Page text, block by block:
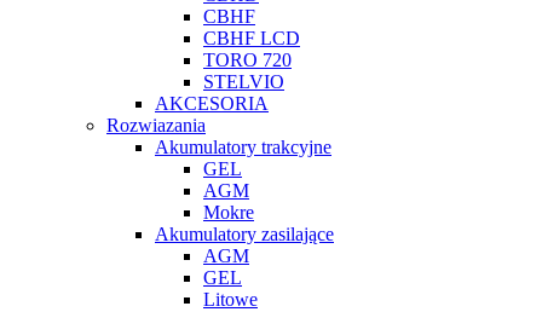
CBHF
CBHF LCD
TORO 720
STELVIO
AKCESORIA
Rozwiazania
Akumulatory trakcyjne
GEL
AGM
Mokre
Akumulatory zasilające
AGM
GEL
Litowe